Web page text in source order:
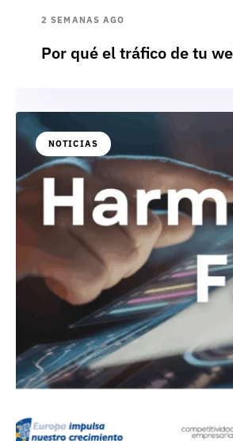
2 SEMANAS AGO
Por qué el tráfico de tu
NOTICIAS